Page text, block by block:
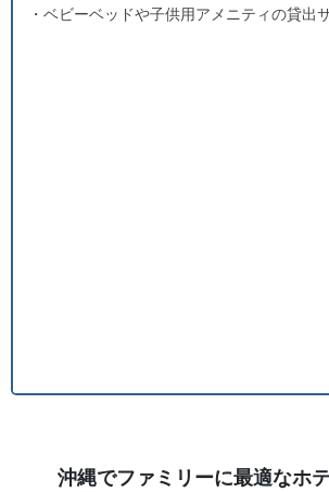
・ベビーベッドや子供用アメニティの貸出
沖縄でファミリーに最適なホ